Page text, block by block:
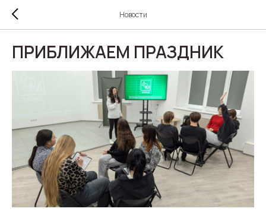
Новости
ПРИБЛИЖАЕМ ПРАЗДНИК